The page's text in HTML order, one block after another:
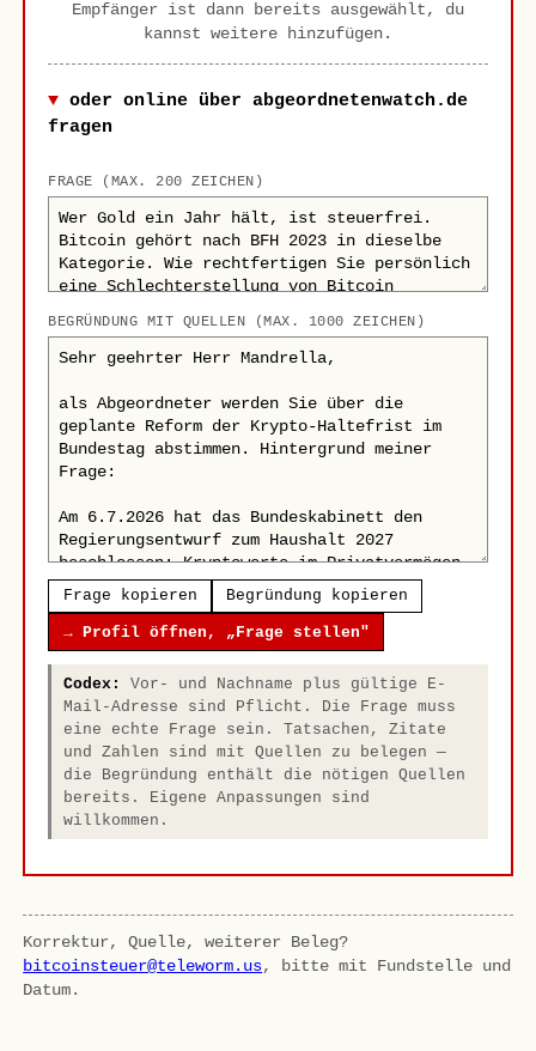
Empfänger ist dann bereits ausgewählt, du
kannst weitere hinzufügen.
oder online über abgeordnetenwatch.de
fragen
FRAGE (MAX. 200 ZEICHEN)
BEGRÜNDUNG MIT QUELLEN (MAX. 1000 ZEICHEN)
Frage kopieren Begründung kopieren
→ Profil öffnen, „Frage stellen"
Codex:
Vor- und Nachname plus gültige E-
Mail-Adresse sind Pflicht. Die Frage muss
eine echte Frage sein. Tatsachen, Zitate
und Zahlen sind mit Quellen zu belegen —
die Begründung enthält die nötigen Quellen
bereits. Eigene Anpassungen sind
willkommen.
Korrektur, Quelle, weiterer Beleg?
bitcoinsteuer@teleworm.us, bitte mit Fundstelle und
Datum.